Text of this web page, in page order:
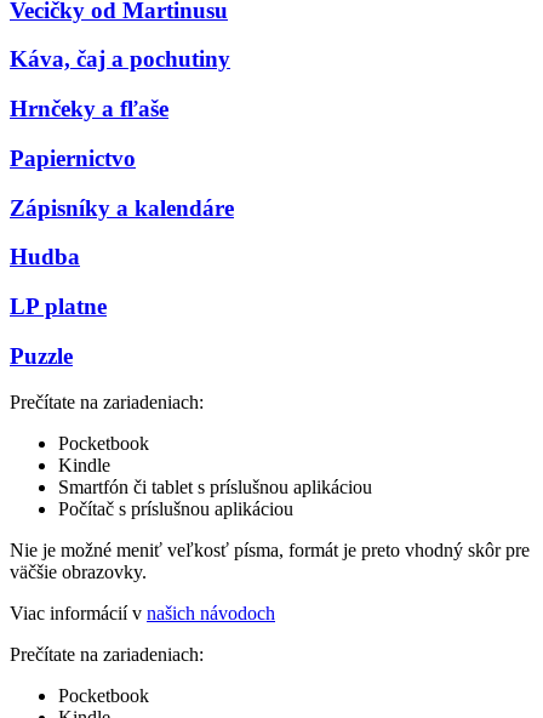
Vecičky od Martinusu
Káva, čaj a pochutiny
Hrnčeky a fľaše
Papiernictvo
Zápisníky a kalendáre
Hudba
LP platne
Puzzle
Prečítate na zariadeniach:
Pocketbook
Kindle
Smartfón či tablet s príslušnou aplikáciou
Počítač s príslušnou aplikáciou
Nie je možné meniť veľkosť písma, formát je preto vhodný skôr pre
väčšie obrazovky.
Viac informácií v našich návodoch
Prečítate na zariadeniach:
Pocketbook